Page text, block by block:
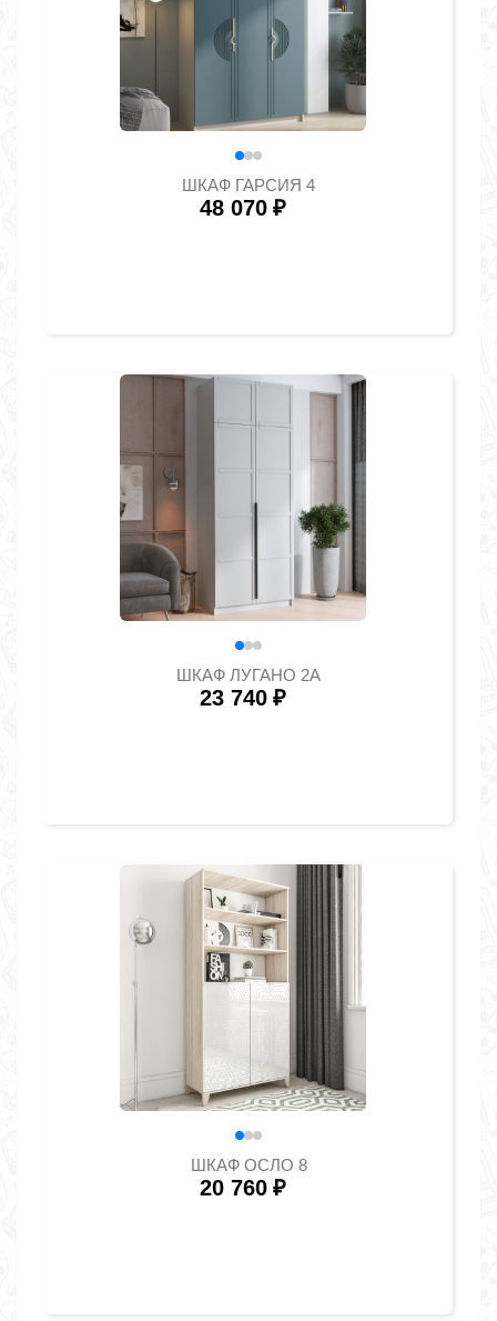
ШКАФ ГАРСИЯ 4
48 070 ₽
ШКАФ ЛУГАНО 2А
23 740 ₽
ШКАФ ОСЛО 8
20 760 ₽